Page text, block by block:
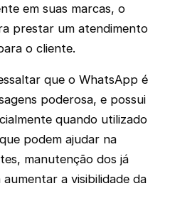
em suas marcas, o
prestar um atendimento
o cliente.
que o WhatsApp é
poderosa, e possui
quando utilizado
podem ajudar na
manutenção dos já
a visibilidade da